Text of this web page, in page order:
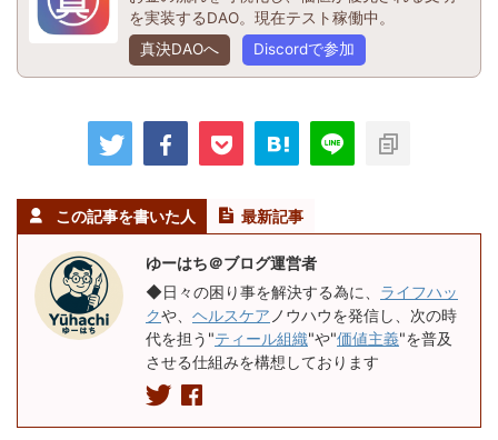
を実装するDAO。現在テスト稼働中。
真決DAOへ
Discordで参加
この記事を書いた人 最新記事
ゆーはち＠ブログ運営者
◆日々の困り事を解決する為に、 ライフハッ
クや、 ヘルスケア ノウハウを発信し、次の時
代を担う"ティール組織"や"価値主義"を普及
させる仕組みを構想しております